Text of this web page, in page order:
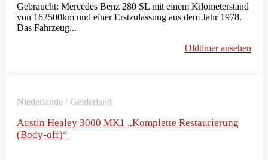
Gebraucht: Mercedes Benz 280 SL mit einem Kilometerstand
von 162500km und einer Erstzulassung aus dem Jahr 1978.
Das Fahrzeug...
Oldtimer ansehen
Niederlande / Gelderland
Austin Healey 3000 MK1 „Komplette Restaurierung
(Body-off)“